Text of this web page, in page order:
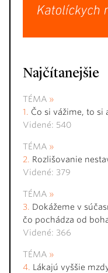
Najčítanejšie
TÉMA
Čo si vážime, to si
Videné: 540
TÉMA
Rozlišovanie
Videné: 379
TÉMA
Dokážeme v
čo pochádza od
Videné: 366
TÉMA
Lákajú vyššie